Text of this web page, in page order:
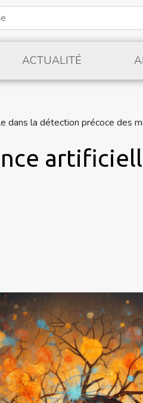
ACTUALITÉ
dans la détection précoce des